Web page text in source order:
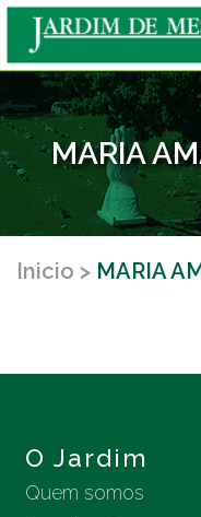
MARIA
Inicio MARIA
O Jardim
Quem somos